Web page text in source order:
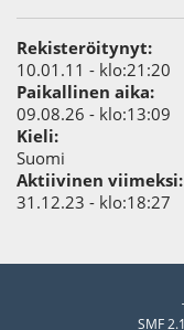
Rekisteröitynyt:
10.01.11 - klo:21:20
Paikallinen aika:
09.08.26 - klo:13:09
Kieli:
Suomi
Aktiivinen viimeksi:
31.12.23 - klo:18:27
SMF